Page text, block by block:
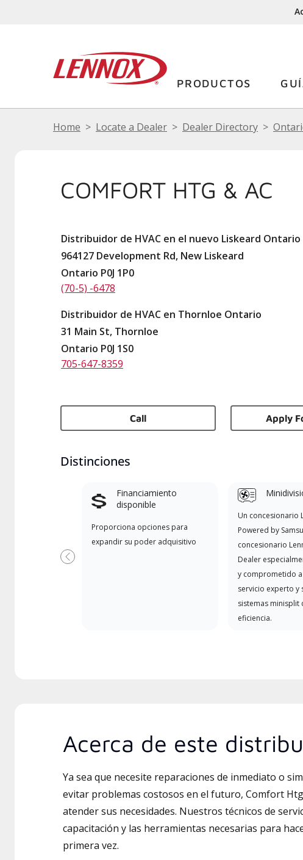
PRODUCTOS
Home Locate a Dealer Dealer Directory
COMFORT HTG & AC
Distribuidor de HVAC en el nuevo Liskeard Ontario
964127 Development Rd, New Liskeard
Ontario P0J 1P0
(70-5) -6478
Distribuidor de HVAC en Thornloe Ontario
31 Main St, Thornloe
Ontario P0J 1S0
705-647-8359
Call Apply
Distinciones
Financiamiento
disponible
Proporciona opciones para
expandir su poder adquisitivo
Un concesionario
Powered by
concesionario
Dealer
y comprometido
servicio experto y
sistemas minisplit
eficiencia.
Previous
Acerca de este
Ya sea que necesite reparaciones de inmediato o
evitar problemas costosos en el futuro, Comfort
atender sus necesidades. Nuestros técnicos de
capacitación y las herramientas necesarias para
primera vez.